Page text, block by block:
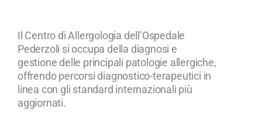
Il Centro di Allergologia dell’Ospedale
Pederzoli si occupa della diagnosi e
gestione delle principali patologie allergiche,
offrendo percorsi diagnostico-terapeutici in
linea con gli standard internazionali più
aggiornati.